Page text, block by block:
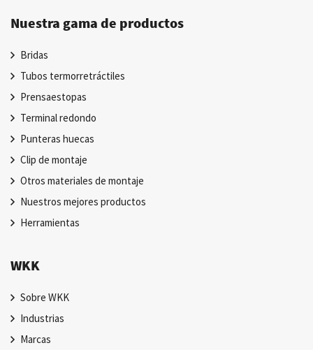
Nuestra gama de productos
Bridas
Tubos termorretráctiles
Prensaestopas
Terminal redondo
Punteras huecas
Clip de montaje
Otros materiales de montaje
Nuestros mejores productos
Herramientas
WKK
Sobre WKK
Industrias
Marcas